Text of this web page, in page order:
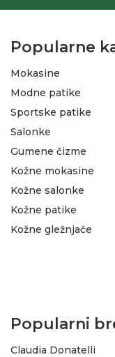
Popularne
Mokasine
Modne patike
Sportske patike
Salonke
Gumene čizme
Kožne mokasine
Kožne salonke
Kožne patike
Kožne gležnjače
Popularni
Claudia Donatelli